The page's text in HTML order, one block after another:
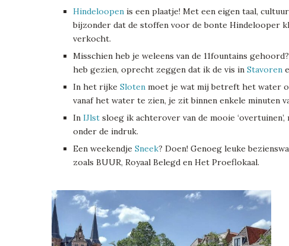
Hindeloopen is een plaatje! Met een eigen taal,
bijzonder dat de stoffen voor de bonte Hindelooper
verkocht.
Misschien heb je weleens van de 11fountains
heb gezien, oprecht zeggen dat ik de vis in Stavoren
In het rijke Sloten moet je wat mij betreft het water
vanaf het water te zien, je zit binnen enkele minuten
In IJlst sloeg ik achterover van de mooie
onder de indruk.
Een weekendje Sneek? Doen! Genoeg leuke
zoals BUUR, Royaal Belegd en Het Proeflokaal.